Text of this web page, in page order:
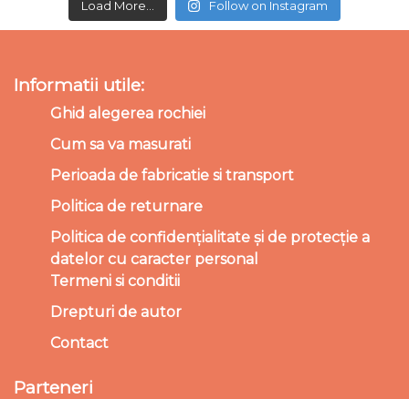
Load More... Follow on Instagram
Informatii utile:
Ghid alegerea rochiei
Cum sa va masurati
Perioada de fabricatie si transport
Politica de returnare
Politica de confidențialitate și de protecție a
datelor cu caracter personal
Termeni si conditii
Drepturi de autor
Contact
Parteneri